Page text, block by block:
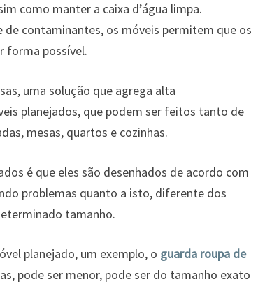
como manter a caixa d’água limpa.
contaminantes, os móveis permitem que os
forma possível.
uma solução que agrega alta
planejados, que podem ser feitos tanto de
mesas, quartos e cozinhas.
é que eles são desenhados de acordo com
problemas quanto a isto, diferente dos
tamanho.
planejado, um exemplo, o guarda roupa de
pode ser menor, pode ser do tamanho exato